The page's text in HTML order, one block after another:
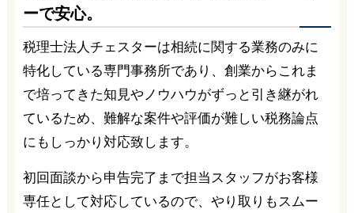
ーで安心。
税理士法人チェスターは相続に関する業務のみに
特化している専門事務所であり、創業からこれま
で培ってきた知見やノウハウがずっと引き継がれ
ているため、難解な案件や評価が難しい税務論点
にもしっかり対応致します。
初回面談から申告完了まで担当スタッフがお客様
専任として対応しているので、やり取りもスムー